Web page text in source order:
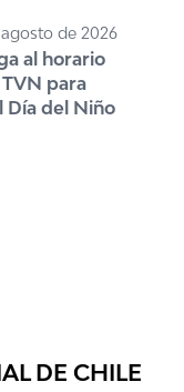
de 2026
al horario
para
Día del Niño
DE CHILE